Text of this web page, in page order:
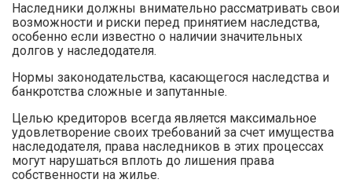
Наследники должны внимательно рассматривать свои
возможности и риски перед принятием наследства,
особенно если известно о наличии значительных
долгов у наследодателя.
Нормы законодательства, касающегося наследства и
банкротства сложные и запутанные.
Целью кредиторов всегда является максимальное
удовлетворение своих требований за счет имущества
наследодателя, права наследников в этих процессах
могут нарушаться вплоть до лишения права
собственности на жилье.